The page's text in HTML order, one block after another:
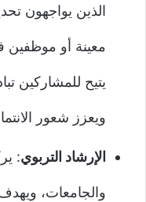
الذين يواجهون
معينة أو
يتيح للمشاركين
ويعزز شعور
الإرشاد التربوي:
والجامعات،